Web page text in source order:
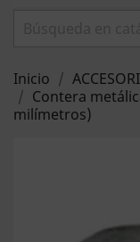
Inicio
Contera
milímetros)